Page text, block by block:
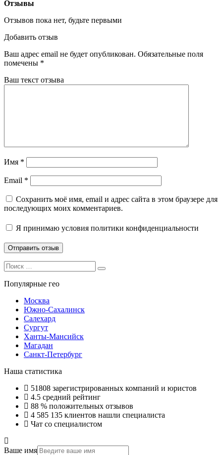
Отзывы
Отзывов пока нет, будьте первыми
Добавить отзыв
Ваш адрес email не будет опубликован. Обязательные поля
помечены *
Ваш текст отзыва
Имя *
Email *
Сохранить моё имя, email и адрес сайта в этом браузере для
последующих моих комментариев.
Я принимаю условия политики конфиденциальности
Search
for:
Search
Популярные гео
Москва
Южно-Сахалинск
Салехард
Сургут
Ханты-Мансийск
Магадан
Санкт-Петербург
Наша статистика
51808 зарегистрированных компаний и юристов
4.5 средний рейтинг
88 % положительных отзывов
4 585 135 клиентов нашли специалиста
Чат со специалистом
Ваше имя